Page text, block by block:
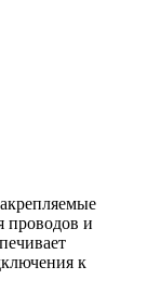
проводов и
к